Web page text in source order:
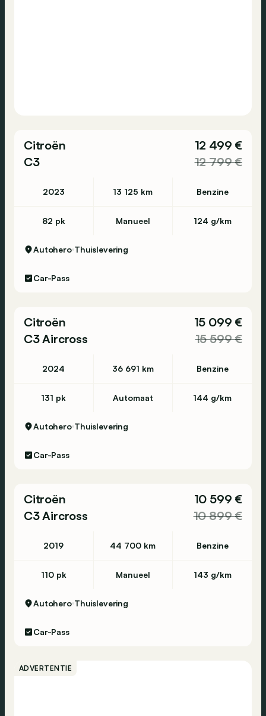
Citroën
C3
12 499 €
12 799 €
2023 13 125 km Benzine
82 pk Manueel 124 g/km
Autohero Thuislevering
Car-Pass
Citroën
C3 Aircross
15 099 €
15 599 €
2024 36 691 km Benzine
131 pk Automaat 144 g/km
Autohero Thuislevering
Car-Pass
Citroën
C3 Aircross
10 599 €
10 899 €
2019 44 700 km Benzine
110 pk Manueel 143 g/km
Autohero Thuislevering
Car-Pass
ADVERTENTIE